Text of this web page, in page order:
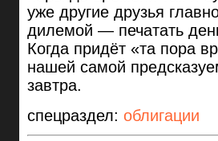
уже другие друзья
дилемой — печатать
Когда придёт «та пора
нашей самой
завтра.
спецраздел: облигации